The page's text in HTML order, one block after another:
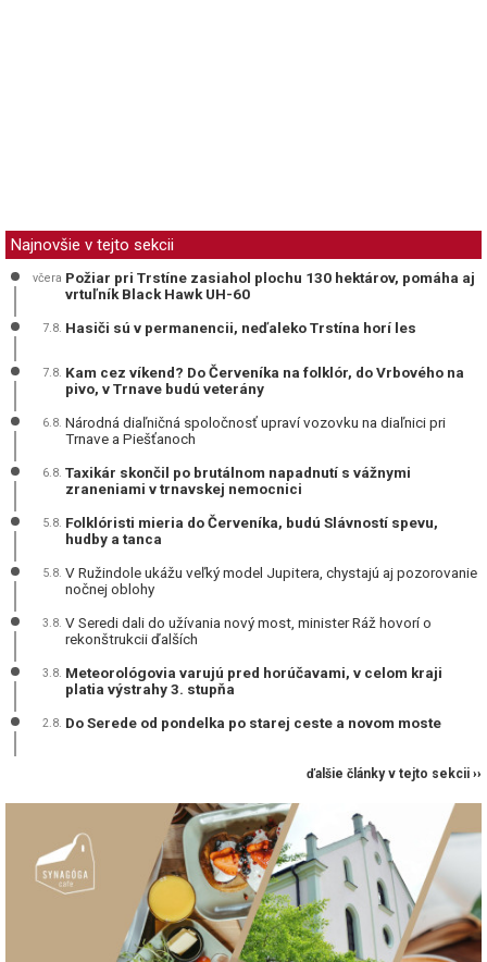
Najnovšie v tejto sekcii
včera Požiar pri Trstíne zasiahol plochu 130 hektárov, pomáha aj
vrtuľník Black Hawk UH-60
7.8. Hasiči sú v permanencii, neďaleko Trstína horí les
7.8. Kam cez víkend? Do Červeníka na folklór, do Vrbového na
pivo, v Trnave budú veterány
6.8. Národná diaľničná spoločnosť upraví vozovku na diaľnici pri
Trnave a Piešťanoch
6.8. Taxikár skončil po brutálnom napadnutí s vážnymi
zraneniami v trnavskej nemocnici
5.8. Folklóristi mieria do Červeníka, budú Slávností spevu,
hudby a tanca
5.8. V Ružindole ukážu veľký model Jupitera, chystajú aj pozorovanie
nočnej oblohy
3.8. V Seredi dali do užívania nový most, minister Ráž hovorí o
rekonštrukcii ďalších
3.8. Meteorológovia varujú pred horúčavami, v celom kraji
platia výstrahy 3. stupňa
2.8. Do Serede od pondelka po starej ceste a novom moste
ďalšie články v tejto sekcii ››